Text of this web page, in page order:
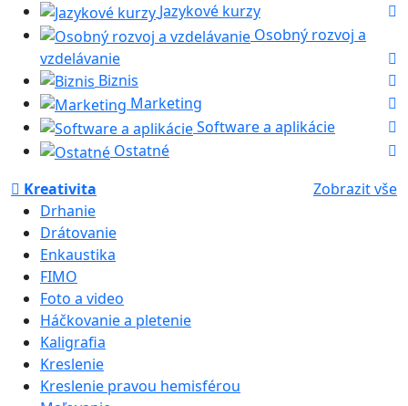
Jazykové kurzy
Osobný rozvoj a
vzdelávanie
Biznis
Marketing
Software a aplikácie
Ostatné
Kreativita
Zobrazit vše
Drhanie
Drátovanie
Enkaustika
FIMO
Foto a video
Háčkovanie a pletenie
Kaligrafia
Kreslenie
Kreslenie pravou hemisférou